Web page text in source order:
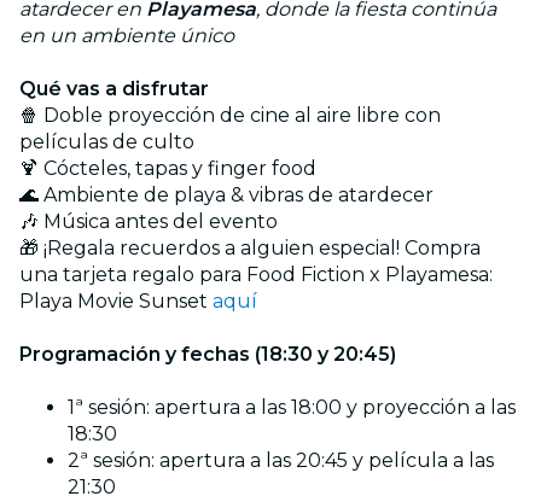
atardecer en Playamesa, donde la fiesta continúa
en un ambiente único
Qué vas a disfrutar
🍿 Doble proyección de cine al aire libre con
películas de culto
🍹 Cócteles, tapas y finger food
🌊 Ambiente de playa & vibras de atardecer
🎶 Música antes del evento
🎁 ¡Regala recuerdos a alguien especial! Compra
una tarjeta regalo para Food Fiction x Playamesa:
Playa Movie Sunset aquí
Programación y fechas (18:30 y 20:45)
1ª sesión: apertura a las 18:00 y proyección a las
18:30
2ª sesión: apertura a las 20:45 y película a las
21:30